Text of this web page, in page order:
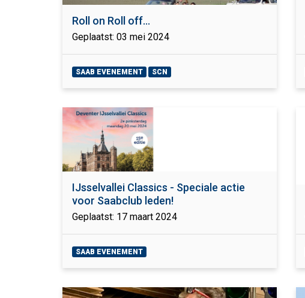
Roll on Roll off...
Geplaatst: 03 mei 2024
SAAB EVENEMENT SCN
IJsselvallei Classics - Speciale actie
voor Saabclub leden!
Geplaatst: 17 maart 2024
SAAB EVENEMENT